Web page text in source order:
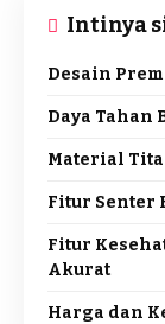
Intinya
Desain
Daya Tahan
Material
Fitur Senter
Fitur
Akurat
Harga dan